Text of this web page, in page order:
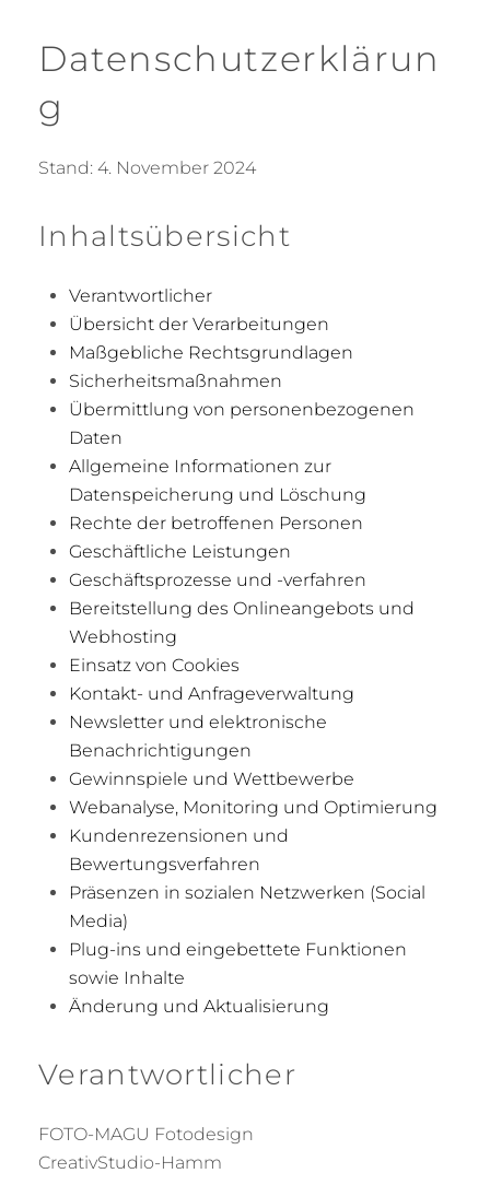
Datenschutzerklärun
g
Stand: 4. November 2024
Inhaltsübersicht
Verantwortlicher
Übersicht der Verarbeitungen
Maßgebliche Rechtsgrundlagen
Sicherheitsmaßnahmen
Übermittlung von personenbezogenen
Daten
Allgemeine Informationen zur
Datenspeicherung und Löschung
Rechte der betroffenen Personen
Geschäftliche Leistungen
Geschäftsprozesse und -verfahren
Bereitstellung des Onlineangebots und
Webhosting
Einsatz von Cookies
Kontakt- und Anfrageverwaltung
Newsletter und elektronische
Benachrichtigungen
Gewinnspiele und Wettbewerbe
Webanalyse, Monitoring und Optimierung
Kundenrezensionen und
Bewertungsverfahren
Präsenzen in sozialen Netzwerken (Social
Media)
Plug-ins und eingebettete Funktionen
sowie Inhalte
Änderung und Aktualisierung
Verantwortlicher
FOTO-MAGU Fotodesign
CreativStudio-Hamm